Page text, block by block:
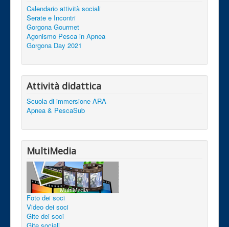
Calendario attività sociali
Serate e Incontri
Gorgona Gourmet
Agonismo Pesca in Apnea
Gorgona Day 2021
Attività didattica
Scuola di immersione ARA
Apnea & PescaSub
MultiMedia
Foto dei soci
Video dei soci
Gite dei soci